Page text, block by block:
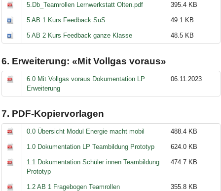
5.Db_Teamrollen Lernwerkstatt Olten.pdf 395.4 KB
5 AB 1 Kurs Feedback SuS 49.1 KB
5 AB 2 Kurs Feedback ganze Klasse 48.5 KB
6. Erweiterung: «Mit Vollgas voraus»
6.0 Mit Vollgas voraus Dokumentation LP
Erweiterung
06.11.2023
7. PDF-Kopiervorlagen
0.0 Übersicht Modul Energie macht mobil 488.4 KB
1.0 Dokumentation LP Teambildung Prototyp 624.0 KB
1.1 Dokumentation Schüler innen Teambildung
Prototyp
474.7 KB
1.2 AB 1 Fragebogen Teamrollen 355.8 KB